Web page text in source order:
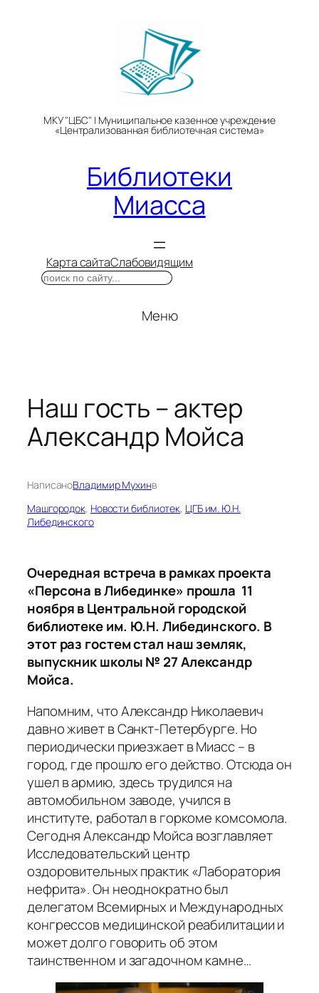
МКУ "ЦБС" | Муниципальное казенное учреждение
«Централизованная библиотечная система»
Библиотеки
Миасса
Карта сайтаСлабовидящим
Поиск
Меню
Наш гость – актер
Александр Мойса
НаписаноВладимир Мухинв
Машгородок, Новости библиотек, ЦГБ им. Ю.Н.
Либединского
Очередная встреча в рамках проекта
«Персона в Либединке» прошла 11
ноября в Центральной городской
библиотеке им. Ю.Н. Либединского. В
этот раз гостем стал наш земляк,
выпускник школы № 27 Александр
Мойса.
Напомним, что Александр Николаевич
давно живет в Санкт-Петербурге. Но
периодически приезжает в Миасс – в
город, где прошло его действо. Отсюда он
ушел в армию, здесь трудился на
автомобильном заводе, учился в
институте, работал в горкоме комсомола.
Сегодня Александр Мойса возглавляет
Исследовательский центр
оздоровительных практик «Лаборатория
нефрита». Он неоднократно был
делегатом Всемирных и Международных
конгрессов медицинской реабилитации и
может долго говорить об этом
таинственном и загадочном камне…